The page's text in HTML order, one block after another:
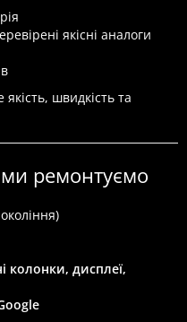
якісні аналоги
швидкість та
ми ремонтуємо
колонки, дисплеї,